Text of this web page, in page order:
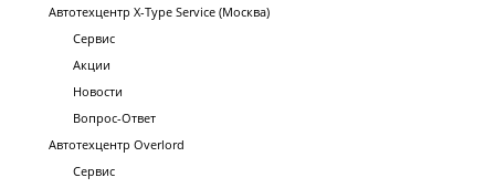
Автотехцентр X-Type Service (Москва)
Сервис
Акции
Новости
Вопрос-Ответ
Автотехцентр Overlord
Сервис